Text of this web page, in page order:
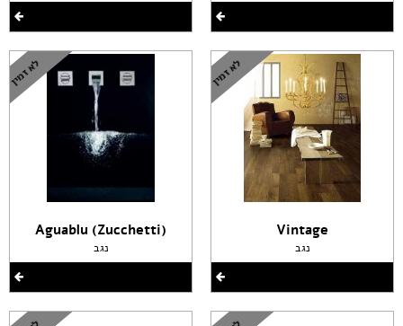
Vintage
נגב
(Aguablu (Zucchetti
נגב